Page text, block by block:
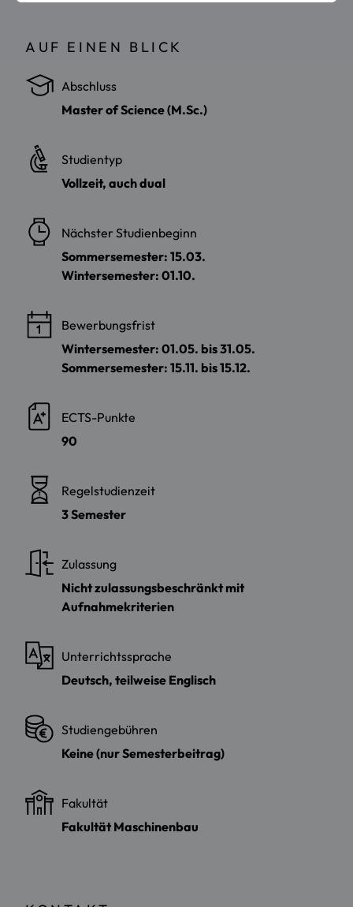
AUF EINEN BLICK
Abschluss
Master of Science (M.Sc.)
Studientyp
Vollzeit, auch dual
Nächster Studienbeginn
Sommersemester: 15.03.
Wintersemester: 01.10.
Bewerbungsfrist
Wintersemester: 01.05. bis 31.05.
Sommersemester: 15.11. bis 15.12.
ECTS-Punkte
90
Regelstudienzeit
3 Semester
Zulassung
Nicht zulassungsbeschränkt mit
Aufnahmekriterien
Unterrichtssprache
Deutsch, teilweise Englisch
Studiengebühren
Keine (nur Semesterbeitrag)
Fakultät
Fakultät Maschinenbau